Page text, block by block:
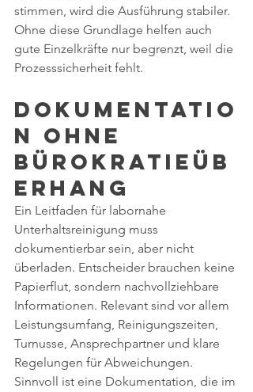
stimmen, wird die Ausführung stabiler.
Ohne diese Grundlage helfen auch
gute Einzelkräfte nur begrenzt, weil die
Prozesssicherheit fehlt.
Dokumentatio
n ohne
Bürokratieüb
erhang
Ein Leitfaden für labornahe
Unterhaltsreinigung muss
dokumentierbar sein, aber nicht
überladen. Entscheider brauchen keine
Papierflut, sondern nachvollziehbare
Informationen. Relevant sind vor allem
Leistungsumfang, Reinigungszeiten,
Turnusse, Ansprechpartner und klare
Regelungen für Abweichungen.
Sinnvoll ist eine Dokumentation, die im